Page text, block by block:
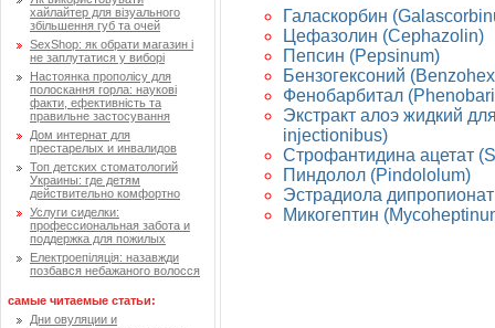
хайлайтер для візуального
збільшення губ та очей
SexShop: як обрати магазин і
не заплутатися у виборі
Настоянка прополісу для
полоскання горла: наукові
факти, ефективність та
правильне застосування
Дом интернат для
престарелых и инвалидов
Топ детских стоматологий
Украины: где детям
действительно комфортно
Услуги сиделки:
профессиональная забота и
поддержка для пожилых
Електроепіляція: назавжди
позбався небажаного волосся
самые читаемые статьи:
Дни овуляции и
Галаскорбин
Цефазолин (Cephazolin)
Пепсин (Pepsinum)
Бензогексоний
Фенобарбитал
Экстракт алоэ жидкий
injectionibus)
Строфантидина ацетат
Пиндолол (Pindololum)
Эстрадиола
Микогептин